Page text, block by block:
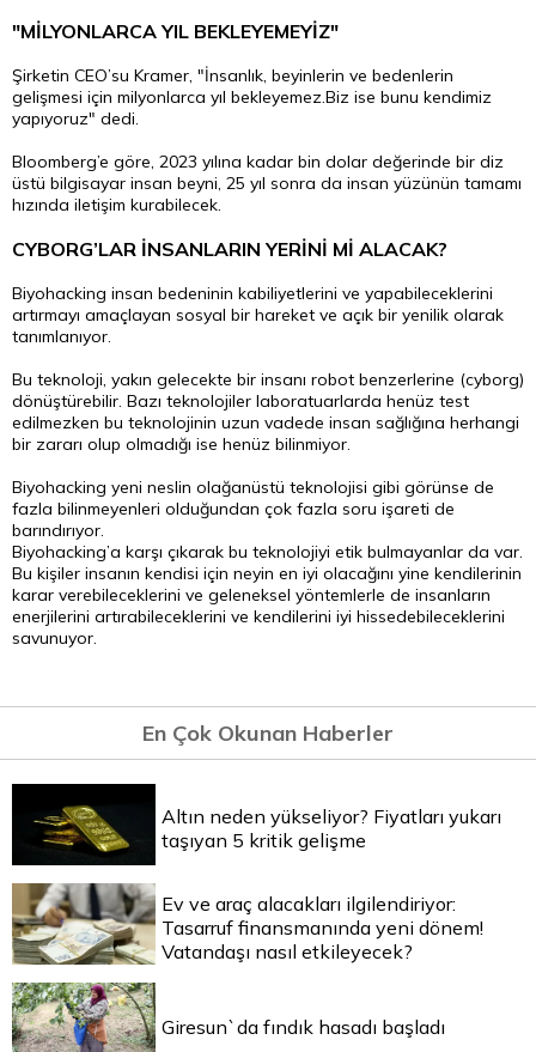
"MİLYONLARCA YIL BEKLEYEMEYİZ"
Şirketin CEO’su Kramer, "İnsanlık, beyinlerin ve bedenlerin
gelişmesi için milyonlarca yıl bekleyemez.Biz ise bunu kendimiz
yapıyoruz" dedi.
Bloomberg’e göre, 2023 yılına kadar bin dolar değerinde bir diz
üstü bilgisayar insan beyni, 25 yıl sonra da insan yüzünün tamamı
hızında iletişim kurabilecek.
CYBORG’LAR İNSANLARIN YERİNİ Mİ ALACAK?
Biyohacking insan bedeninin kabiliyetlerini ve yapabileceklerini
artırmayı amaçlayan sosyal bir hareket ve açık bir yenilik olarak
tanımlanıyor.
Bu teknoloji, yakın gelecekte bir insanı robot benzerlerine (cyborg)
dönüştürebilir. Bazı teknolojiler laboratuarlarda henüz test
edilmezken bu teknolojinin uzun vadede insan sağlığına herhangi
bir zararı olup olmadığı ise henüz bilinmiyor.
Biyohacking yeni neslin olağanüstü teknolojisi gibi görünse de
fazla bilinmeyenleri olduğundan çok fazla soru işareti de
barındırıyor.
Biyohacking’a karşı çıkarak bu teknolojiyi etik bulmayanlar da var.
Bu kişiler insanın kendisi için neyin en iyi olacağını yine kendilerinin
karar verebileceklerini ve geleneksel yöntemlerle de insanların
enerjilerini artırabileceklerini ve kendilerini iyi hissedebileceklerini
savunuyor.
En Çok Okunan Haberler
Altın neden yükseliyor? Fiyatları yukarı
taşıyan 5 kritik gelişme
Ev ve araç alacakları ilgilendiriyor:
Tasarruf finansmanında yeni dönem!
Vatandaşı nasıl etkileyecek?
Giresun`da fındık hasadı başladı